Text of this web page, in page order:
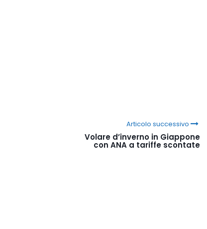
Articolo successivo
Volare d’inverno in Giappone
con ANA a tariffe scontate